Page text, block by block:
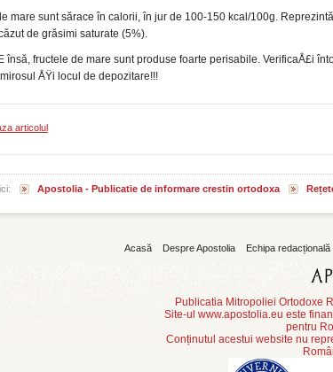
mare sunt sărace în calorii, în jur de 100-150 kcal/100g.
de grăsimi saturate (5%).
însă, fructele de mare sunt pro­duse foarte perisabile. VerificaÅ£i
ÅŸi lo­cul de depozitare!!!
articolul
Apostolia - Publicatie de informare crestin ortodoxa
Acasă Despre Apostolia Echipa redacțională
Publicatia Mitropoliei Ortodoxe
Site-ul www.apostolia.eu este
pentru
Conținutul acestui website nu